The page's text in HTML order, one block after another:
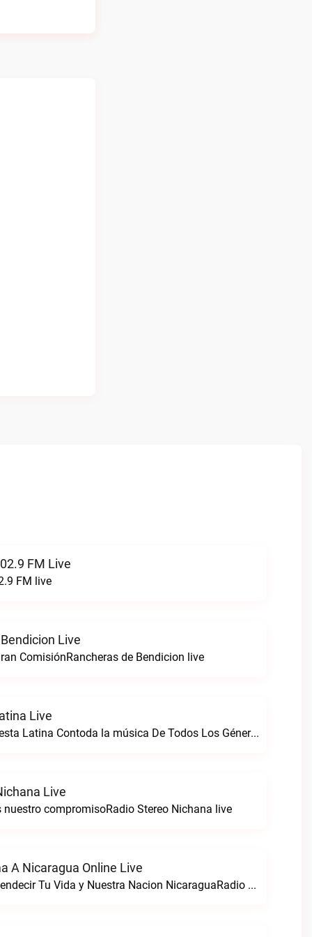
FM Live
FM live
Live
ComisiónRancheras de Bendicion live
Live
Somos Radio Fiesta Latina Contoda la música De Todos Los Géneros. 98 .0 FMRadio Fiesta Latina live
Live
nuestro compromisoRadio Stereo Nichana live
A Nicaragua Online Live
Nacimos Para Bendecir Tu Vida y Nuestra Nacion NicaraguaRadio Dios Ama a Nicaragua Online live